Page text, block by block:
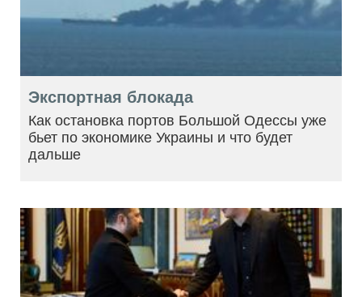
Экспортная блокада
Как остановка портов Большой Одессы уже
бьет по экономике Украины и что будет
дальше